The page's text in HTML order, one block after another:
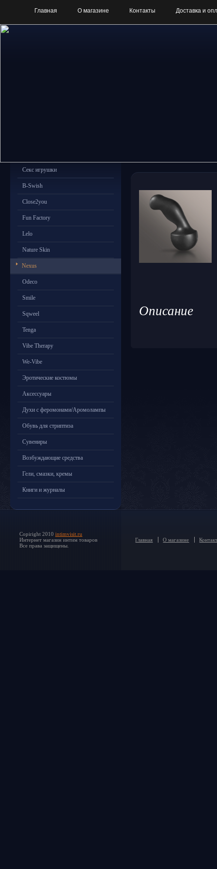
Главная О магазине Контакты Доставка и
Секс игрушки
B-Swish
Close2you
Fun Factory
Lelo
Nature Skin
Nexus
Odeco
Smile
Sqweel
Tenga
Vibe Therapy
We-Vibe
Эротические костюмы
Аксессуары
Духи с феромонами/Аромолампы
Обувь для стриптиза
Сувениры
Возбуждающие средства
Гели, смазки, кремы
Книги и журналы
Описание
Copiright 2010 intimvisit.ru
Интернет магазин интим товаров
Все права защищены.
Главная О магазине